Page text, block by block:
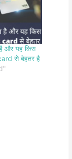
और यह किस
से बेहतर है